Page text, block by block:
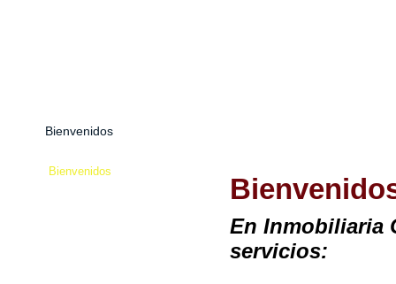
Bienvenidos
Bienvenidos
En Inmobiliaria
servicios: